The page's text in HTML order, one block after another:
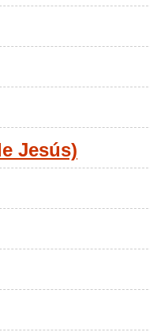
Jesús)